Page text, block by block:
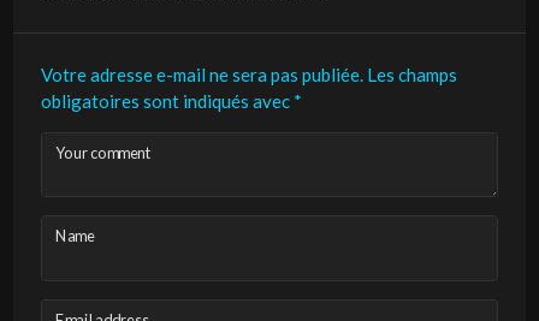
Votre adresse e-mail ne sera pas publiée. Les champs
obligatoires sont indiqués avec *
Your comment
Name